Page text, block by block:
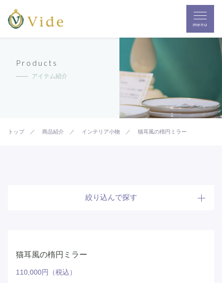
menu
Products
アイテム紹介
トップ 商品紹介 インテリア小物 猫耳風の楕円ミラー
絞り込んで探す
猫耳風の楕円ミラー
110,000円（税込）